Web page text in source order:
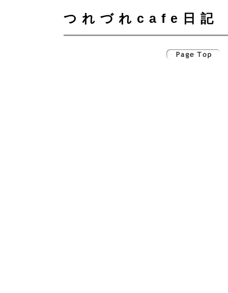
つれづれcafe日記